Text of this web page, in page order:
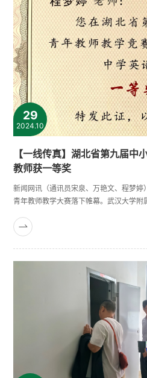
29
2024.10
【一线传真】湖北省第九届中
教师获一等奖
新闻网讯（通讯员宋泉、万艳文、程梦
青年教师教学大赛落下帷幕。武汉大学附
所中小学校的111名青年教师，在小学组
想政治组五个竞赛组别中同台竞技，各
终以88.512分取得第九届省青教赛中学